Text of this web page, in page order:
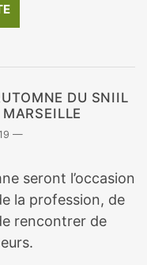
DU SNIIL
seront l’occasion
la profession, de
rencontrer de